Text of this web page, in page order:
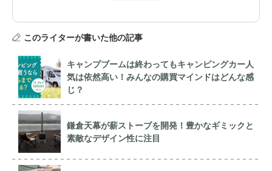
このライターが書いた他の記事
キャンプブームは終わってもキャンピングカー人
気は依然高い！みんなの購買マインドはどんな感
じ？
鎌倉天幕が薪ストーブを開発！豊かなギミックと
素敵なデザイン性に注目